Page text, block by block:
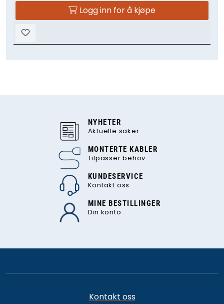
Logg inn for å kjøpe
NYHETER
Aktuelle saker
MONTERTE KABLER
Tilpasser behov
KUNDESERVICE
Kontakt oss
MINE BESTILLINGER
Din konto
Kontakt oss